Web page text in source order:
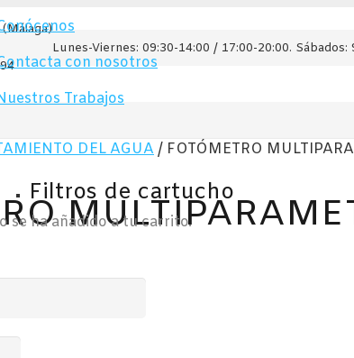
Lunes-Viernes: 09:30-14:00 / 17:00-20:00. Sábados:
Filtros de cartucho
con nosotros
Trabajos
se ha añadido a tu carrito.
DEL AGUA / FOTÓMETRO